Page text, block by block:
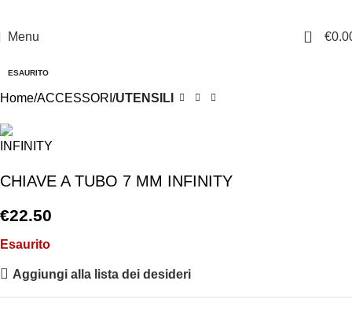
Menu 0 €
ESAURITO
Home ACCESSORI UTENSILI
CHIAVE A TUBO 7 MM INFINITY
€22.50
Esaurito
Aggiungi alla lista dei desideri